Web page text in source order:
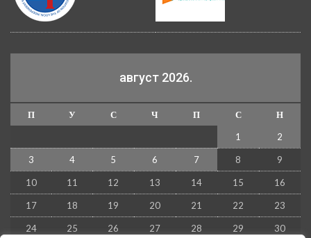
август 2026.
П У С Ч П С
Н
1
2
3 4 5 6 7 8 9
10 11 12 13 14 15 16
17 18 19 20 21 22 23
24 25 26 27 28 29 30